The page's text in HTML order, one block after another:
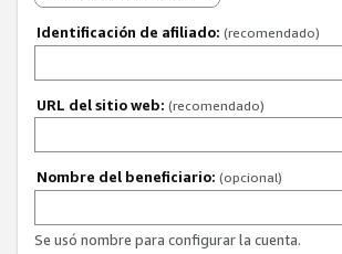
Identificación de afiliado: (recomendado)
URL del sitio web: (recomendado)
Nombre del beneficiario: (opcional)
Se usó nombre para configurar la cuenta.